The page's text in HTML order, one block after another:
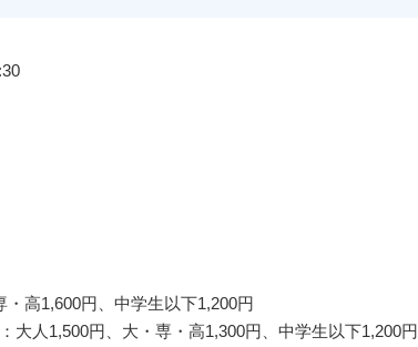
高1,600円、中学生以下1,200円
人1,500円、大・専・高1,300円、中学生以下1,200円